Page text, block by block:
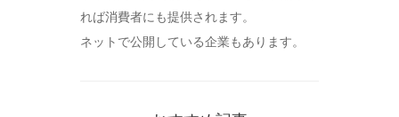
れば消費者にも提供されます。
ネットで公開している企業もあります。